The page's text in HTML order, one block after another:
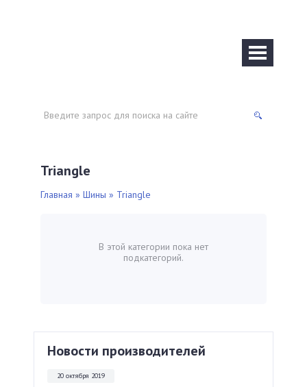
Triangle
Главная » Шины » Triangle
В этой категории пока нет
подкатегорий.
Новости производителей
20 октября 2019